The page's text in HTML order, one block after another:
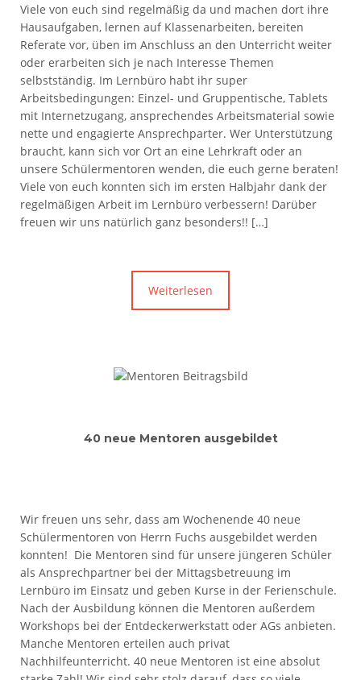
Viele von euch sind regelmäßig da und machen dort ihre
Hausaufgaben, lernen auf Klassenarbeiten, bereiten
Referate vor, üben im Anschluss an den Unterricht weiter
oder erarbeiten sich je nach Interesse Themen
selbstständig. Im Lernbüro habt ihr super
Arbeitsbedingungen: Einzel- und Gruppentische, Tablets
mit Internetzugang, ansprechendes Arbeitsmaterial sowie
nette und engagierte Ansprechparter. Wer Unterstützung
braucht, kann sich vor Ort an eine Lehrkraft oder an
unsere Schülermentoren wenden, die euch gerne beraten!
Viele von euch konnten sich im ersten Halbjahr dank der
regelmäßigen Arbeit im Lernbüro verbessern! Darüber
freuen wir uns natürlich ganz besonders!! […]
Weiterlesen
40 neue Mentoren ausgebildet
Wir freuen uns sehr, dass am Wochenende 40 neue
Schülermentoren von Herrn Fuchs ausgebildet werden
konnten! Die Mentoren sind für unsere jüngeren Schüler
als Ansprechpartner bei der Mittagsbetreuung im
Lernbüro im Einsatz und geben Kurse in der Ferienschule.
Nach der Ausbildung können die Mentoren außerdem
Workshops bei der Entdeckerwerkstatt oder AGs anbieten.
Manche Mentoren erteilen auch privat
Nachhilfeunterricht. 40 neue Mentoren ist eine absolut